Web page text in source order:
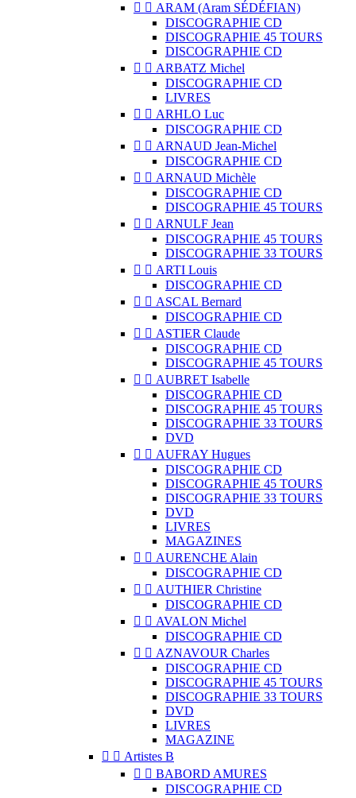
  ARAM (Aram SÉDÉFIAN)
DISCOGRAPHIE CD
DISCOGRAPHIE 45 TOURS
DISCOGRAPHIE CD
  ARBATZ Michel
DISCOGRAPHIE CD
LIVRES
  ARHLO Luc
DISCOGRAPHIE CD
  ARNAUD Jean-Michel
DISCOGRAPHIE CD
  ARNAUD Michèle
DISCOGRAPHIE CD
DISCOGRAPHIE 45 TOURS
  ARNULF Jean
DISCOGRAPHIE 45 TOURS
DISCOGRAPHIE 33 TOURS
  ARTI Louis
DISCOGRAPHIE CD
  ASCAL Bernard
DISCOGRAPHIE CD
  ASTIER Claude
DISCOGRAPHIE CD
DISCOGRAPHIE 45 TOURS
  AUBRET Isabelle
DISCOGRAPHIE CD
DISCOGRAPHIE 45 TOURS
DISCOGRAPHIE 33 TOURS
DVD
  AUFRAY Hugues
DISCOGRAPHIE CD
DISCOGRAPHIE 45 TOURS
DISCOGRAPHIE 33 TOURS
DVD
LIVRES
MAGAZINES
  AURENCHE Alain
DISCOGRAPHIE CD
  AUTHIER Christine
DISCOGRAPHIE CD
  AVALON Michel
DISCOGRAPHIE CD
  AZNAVOUR Charles
DISCOGRAPHIE CD
DISCOGRAPHIE 45 TOURS
DISCOGRAPHIE 33 TOURS
DVD
LIVRES
MAGAZINE
  Artistes B
  BABORD AMURES
DISCOGRAPHIE CD